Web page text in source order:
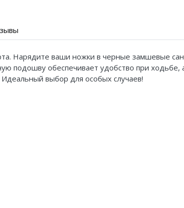
Нарядите ваши ножки в черные замшевые
подошву обеспечивает удобство при ходьбе,
выбор для особых случаев!